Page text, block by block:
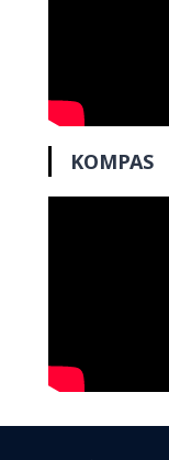
KOMPAS